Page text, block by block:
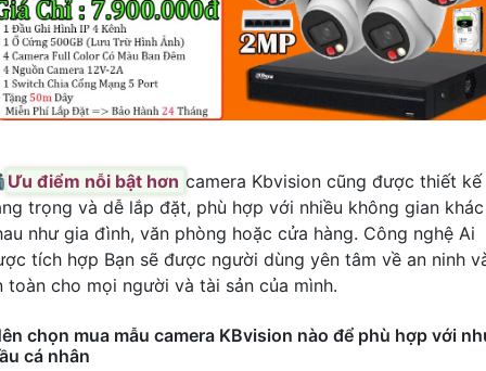
Ưu điểm nỗi bật hơn camera Kbvision cũng được thiết kế
trọng và dễ lắp đặt, phù hợp với nhiều không gian khác
như gia đình, văn phòng hoặc cửa hàng. Công nghệ Ai
tích hợp Bạn sẽ được người dùng yên tâm về an ninh
toàn cho mọi người và tài sản của mình.
chọn mua mẫu camera KBvision nào để phù hợp với
cá nhân